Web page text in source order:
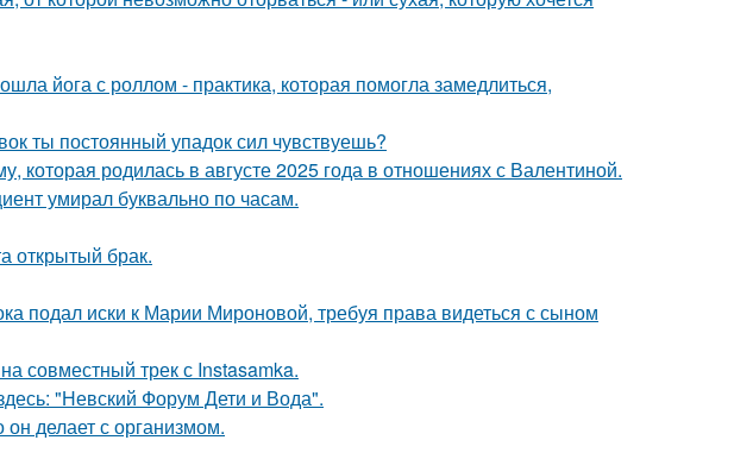
йога с роллом - практика, которая помогла замедлиться,
ты постоянный упадок сил чувствуешь?
которая родилась в августе 2025 года в отношениях с Валентиной.
умирал буквально по часам.
открытый брак.
подал иски к Марии Мироновой, требуя права видеться с сыном
совместный трек с Instasamka.
"Невский Форум Дети и Вода".
делает с организмом.